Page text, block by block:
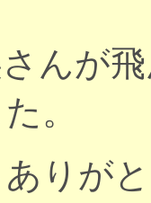
んが
。
ありが